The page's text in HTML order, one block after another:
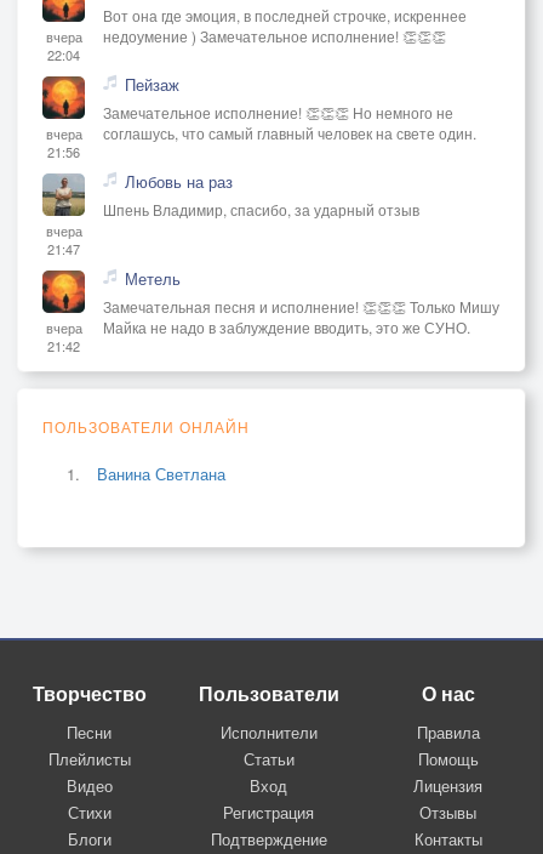
вчера
22:04
Вот она где эмоция, в последней строчке, искреннее
недоумение ) Замечательное исполнение! 👏👏👏
вчера
21:56
Пейзаж
Замечательное исполнение! 👏👏👏 Но немного не
соглашусь, что самый главный человек на свете один.
вчера
21:47
Любовь на раз
Шпень Владимир, спасибо, за ударный отзыв
вчера
21:42
Метель
Замечательная песня и исполнение! 👏👏👏 Только Мишу
Майка не надо в заблуждение вводить, это же СУНО.
ПОЛЬЗОВАТЕЛИ ОНЛАЙН
Ванина Светлана
Творчество
Песни
Плейлисты
Видео
Стихи
Блоги
Пользователи
Исполнители
Статьи
Вход
Регистрация
Подтверждение
О нас
Правила
Помощь
Лицензия
Отзывы
Контакты